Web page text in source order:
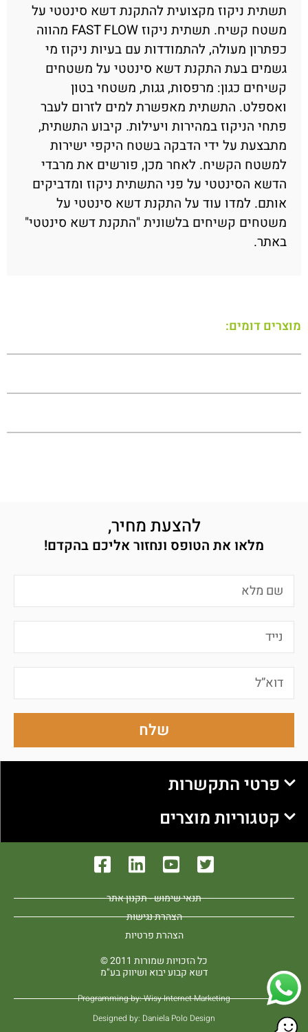
תשתית ניקוז מקצועית להתקנת דשא סינטטי על
משטח קשיח. תשתית ניקוז FAST FLOW מהווה
כפתרון מעולה, להתמודדות עם בעיות ניקוז מי
גשמים בעת התקנת דשא סינטטי על משטחים
קשיחים כגון: מרפסות, גגות, משטחי בטון
ואספלט. התשתית מאפשרת למים לזרום לעבר
פתחי הניקוז במהירות ויעילות. קיבוע התשתית,
מתבצעת על ידי הדבקה בשטח היקפי ישירות
למשטח הקשיח. לאחר מכן, פורשים את מרבדי
הדשא הסינטטי על פני התשתית ניקוז ומדביקים
אותם. למדו עוד על התקנת דשא סינטטי על
משטחים קשיחים בלשונית "התקנת דשא סינטטי"
באתר.
מוצרים דומים:
להצעת מחיר,
מלאו את הטופס ונחזור אליכם בהקדם!
שלח
פרטי התקשרות
קטגוריות מוצרים
תנאי שימוש - תקנון אתר
הצהרת נגישות
הצהרת פרטיות
כל הזכויות שמורות 2011 ©
דשא קבוע יבוא ושיווק בע"מ
Programming by: Wisy Internet Marketing
Designed by: Daniela Polo Design